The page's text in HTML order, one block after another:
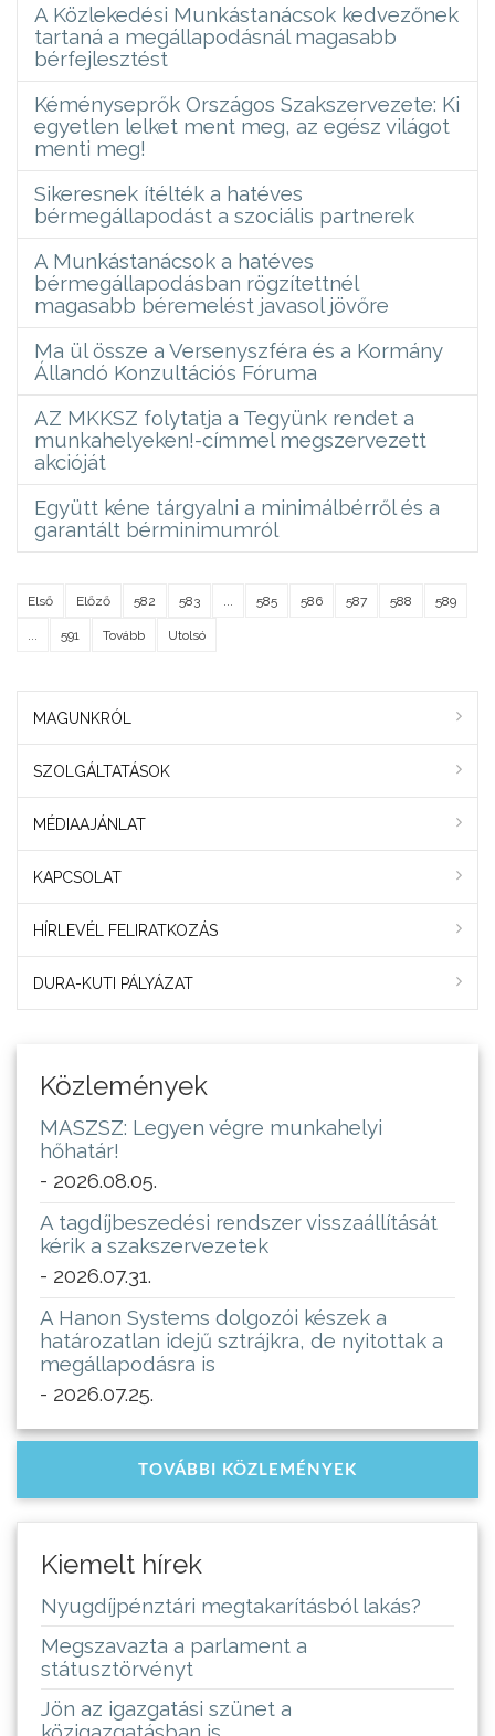
A Közlekedési Munkástanácsok kedvezőnek
tartaná a megállapodásnál magasabb
bérfejlesztést
Kéményseprők Országos Szakszervezete: Ki
egyetlen lelket ment meg, az egész világot
menti meg!
Sikeresnek ítélték a hatéves
bérmegállapodást a szociális partnerek
A Munkástanácsok a hatéves
bérmegállapodásban rögzítettnél
magasabb béremelést javasol jövőre
Ma ül össze a Versenyszféra és a Kormány
Állandó Konzultációs Fóruma
AZ MKKSZ folytatja a Tegyünk rendet a
munkahelyeken!-címmel megszervezett
akcióját
Együtt kéne tárgyalni a minimálbérről és a
garantált bérminimumról
Első Előző 582 583 ... 585 586 587 588 589
... 591 Tovább Utolsó
MAGUNKRÓL
SZOLGÁLTATÁSOK
MÉDIAAJÁNLAT
KAPCSOLAT
HÍRLEVÉL FELIRATKOZÁS
DURA-KUTI PÁLYÁZAT
Közlemények
MASZSZ: Legyen végre munkahelyi
hőhatár!
- 2026.08.05.
A tagdíjbeszedési rendszer visszaállítását
kérik a szakszervezetek
- 2026.07.31.
A Hanon Systems dolgozói készek a
határozatlan idejű sztrájkra, de nyitottak a
megállapodásra is
- 2026.07.25.
TOVÁBBI KÖZLEMÉNYEK
Kiemelt hírek
Nyugdíjpénztári megtakarításból lakás?
Megszavazta a parlament a
státusztörvényt
Jön az igazgatási szünet a